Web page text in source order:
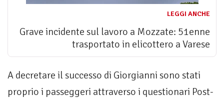
LEGGI ANCHE
Grave incidente sul lavoro a Mozzate: 51enne
trasportato in elicottero a Varese
A decretare il successo di Giorgianni sono stati
proprio i passeggeri attraverso i questionari Post-